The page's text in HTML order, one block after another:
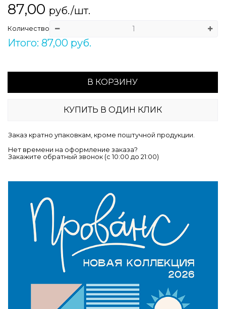
87,00 руб./шт.
Количество
Итого: 87,00 руб.
В КОРЗИНУ
КУПИТЬ В ОДИН КЛИК
Заказ кратно упаковкам, кроме поштучной продукции.
Нет времени на оформление заказа?
Закажите обратный звонок (c 10:00 до 21:00)